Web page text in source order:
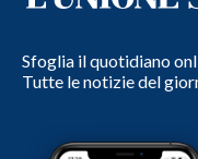
Sfoglia il quotidiano
Tutte le notizie del